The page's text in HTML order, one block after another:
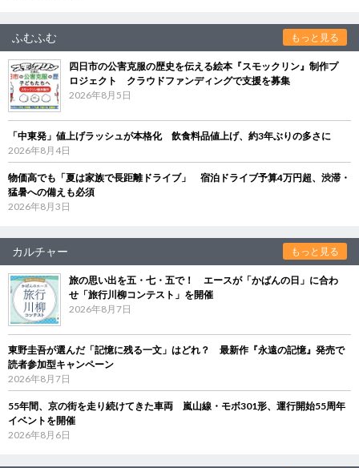
ふむふむ もっと見る
四日市の公害克服の歴史を伝える絵本『スモックリン』制作プ
ロジェクト クラウドファンディングで支援を募集
2026年8月5日
「中東発」値上げラッシュが本格化 飲食料品値上げ、約3年ぶりの多さに
2026年8月4日
物価高でも「夏は家族で長距離ドライブ」 宿泊ドライブ予算4万円超、渋滞・
猛暑への備えも必須
2026年8月3日
カルチャー もっと見る
旅の思い出を五・七・五で！ エースが「かばんの日」に合わ
せ「旅行川柳コンテスト」を開催
2026年8月7日
東野圭吾が選んだ「記憶に残る一文」はどれ？ 最新作『永遠の記憶』発売で
読者参加型キャンペーン
2026年8月7日
55年間、京の街を走り続けてきた車両 嵐山線・モボ301形、運行開始55周年
イベントを開催
2026年8月6日